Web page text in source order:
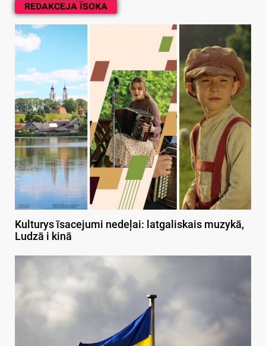
REDAKCEJA ĪSOKA
Kulturys īsacejumi nedeļai: latgaliskais muzykā,
Ludzā i kinā